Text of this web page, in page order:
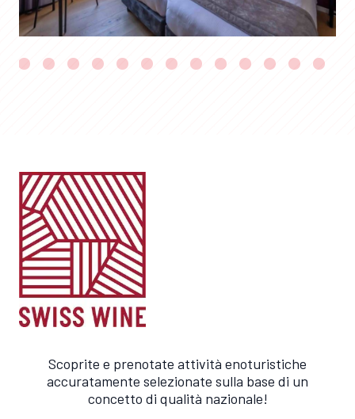
Scoprite e prenotate attività enoturistiche
accuratamente selezionate sulla base di un
concetto di qualità nazionale!